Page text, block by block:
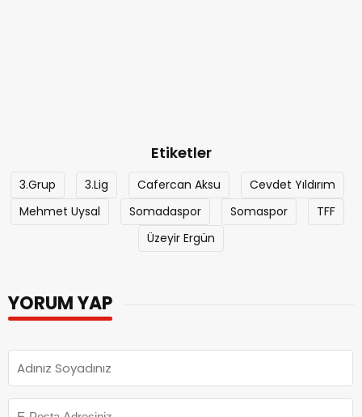
Etiketler
3.Grup 3.Lig Cafercan Aksu
Cevdet Yıldırım
Mehmet Uysal
Somadaspor Somaspor
TFF
Üzeyir Ergün
YORUM YAP